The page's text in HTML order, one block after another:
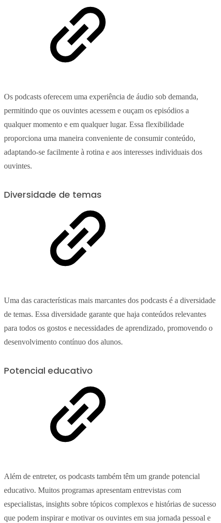
Os podcasts oferecem uma experiência de áudio sob demanda,
permitindo que os ouvintes acessem e ouçam os episódios a
qualquer momento e em qualquer lugar. Essa flexibilidade
proporciona uma maneira conveniente de consumir conteúdo,
adaptando-se facilmente à rotina e aos interesses individuais dos
ouvintes.
Diversidade de temas
Uma das características mais marcantes dos podcasts é a diversidade
de temas. Essa diversidade garante que haja conteúdos relevantes
para todos os gostos e necessidades de aprendizado, promovendo o
desenvolvimento contínuo dos alunos.
Potencial educativo
Além de entreter, os podcasts também têm um grande potencial
educativo. Muitos programas apresentam entrevistas com
especialistas, insights sobre tópicos complexos e histórias de sucesso
que podem inspirar e motivar os ouvintes em sua jornada pessoal e